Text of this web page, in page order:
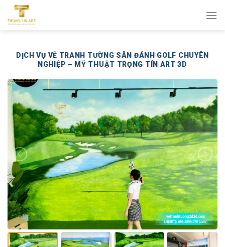
qua
DỊCH VỤ VẼ TRANH TƯỜNG SÂN ĐÁNH GOLF CHUYÊN
NGHIỆP – MỸ THUẬT TRỌNG TÍN ART 3D